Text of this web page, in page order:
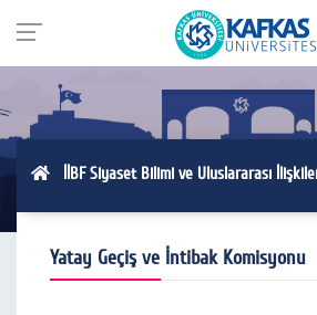
İİBF Siyaset Bilimi ve Uluslararası
Yatay Geçiş ve İntibak Komisyonu